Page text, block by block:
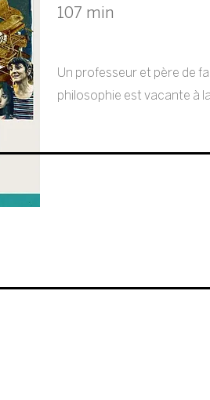
107 min
Un professeur et père de
philosophie est vacante à